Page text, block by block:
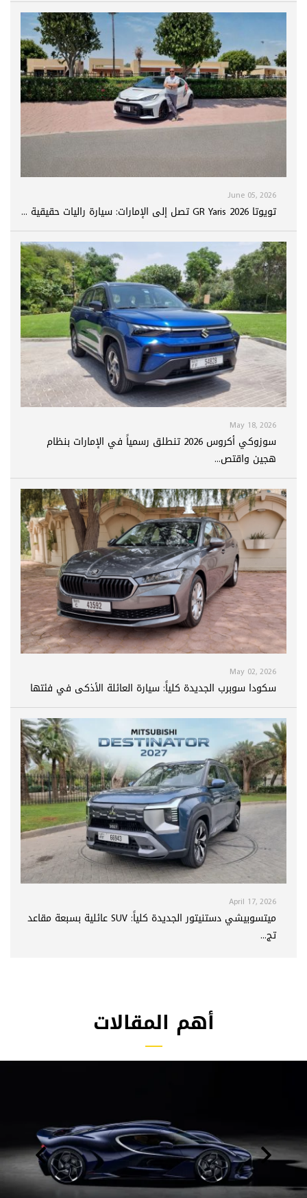
June 05, 2026
تويوتا GR Yaris 2026 تصل إلى الإمارات: سيارة راليات حقيقية ...
May 18, 2026
سوزوكي أكروس 2026 تنطلق رسمياً في الإمارات بنظام
هجين واقتص...
May 02, 2026
سكودا سوبرب الجديدة كلياً: سيارة العائلة الأذكى في فئتها
April 17, 2026
ميتسوبيشي دستنيتور الجديدة كلياً: SUV عائلية بسبعة مقاعد
تج...
أهم المقالات